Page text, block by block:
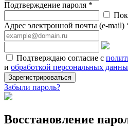
Подтверждение пароля *
Адрес электронной почты (e-mail)
Подтверждаю согласие с
и обработкой персональных
Зарегистрироваться
Забыли пароль?
Восстановление